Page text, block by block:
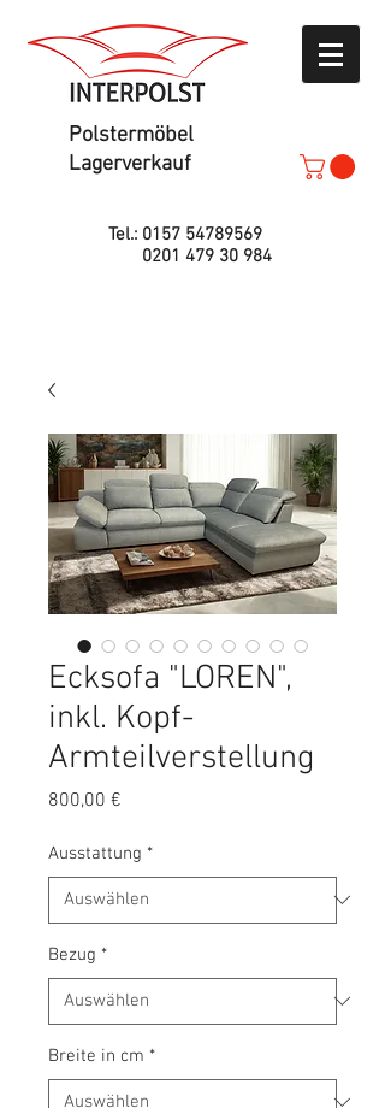
Polstermöbel
Lagerverkauf
Tel.: 0157 54789569
0201 479 30 984
Ecksofa "LOREN",
inkl. Kopf-
Armteilverstellung
800,00 €
Ausstattung *
Bezug *
Breite in cm *